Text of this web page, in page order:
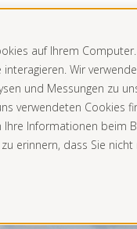
auf Ihrem
Wir
und Messungen zu
verwendeten Cookies
Ihre Informationen beim
erinnern, dass Sie